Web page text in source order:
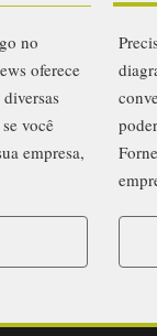
no
oferece
você
empresa,